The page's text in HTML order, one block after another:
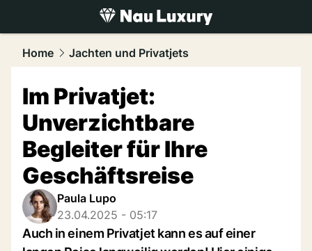
luxury.NAU.ch
Home Jachten und Privatjets
Im Privatjet:
Unverzichtbare
Begleiter für Ihre
Geschäftsreise
Paula Lupo
23.04.2025 - 05:17
Auch in einem Privatjet kann es auf einer